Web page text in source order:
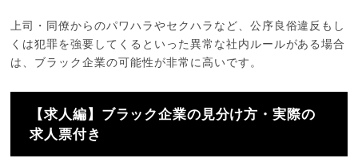
上司・同僚からのパワハラやセクハラなど、公序良俗違反もし
くは犯罪を強要してくるといった異常な社内ルールがある場合
は、ブラック企業の可能性が非常に高いです。
【求人編】ブラック企業の見分け方・実際の
求人票付き